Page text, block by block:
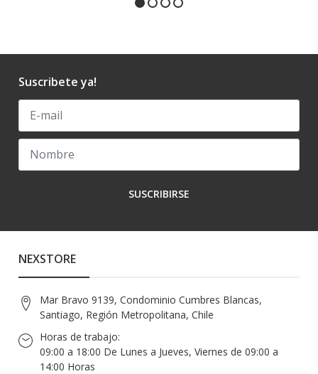
Suscribete ya!
SUSCRIBIRSE
NEXSTORE
Mar Bravo 9139, Condominio Cumbres Blancas,
Santiago, Región Metropolitana, Chile
Horas de trabajo:
09:00 a 18:00 De Lunes a Jueves, Viernes de 09:00 a
14:00 Horas